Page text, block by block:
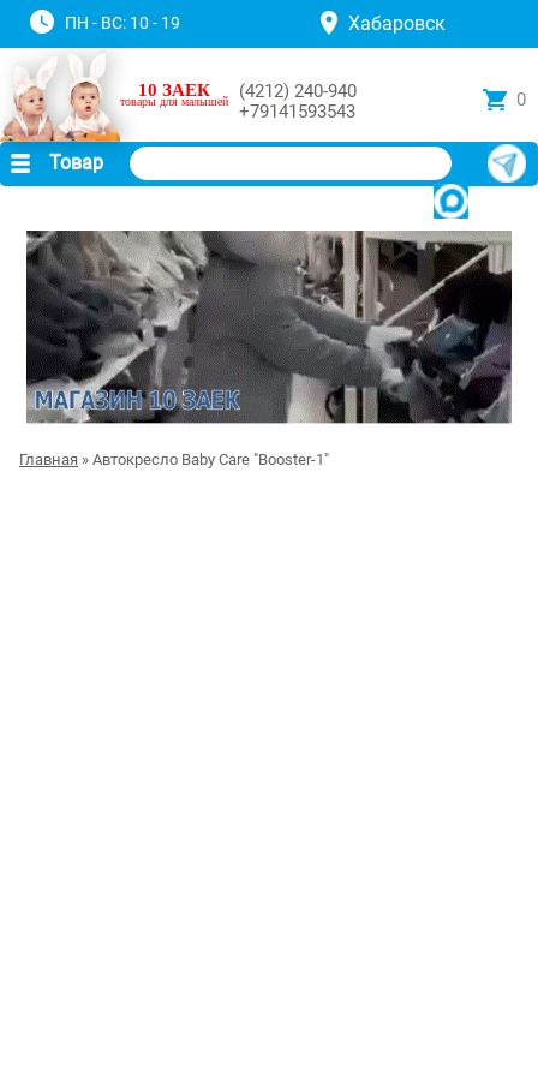
ПН - ВС: 10 - 19 Хабаровск
10 ЗАЕК
товары для малышей
(4212) 240-940
+79141593543
0
Товар
Главная » Автокресло Baby Care "Booster-1"